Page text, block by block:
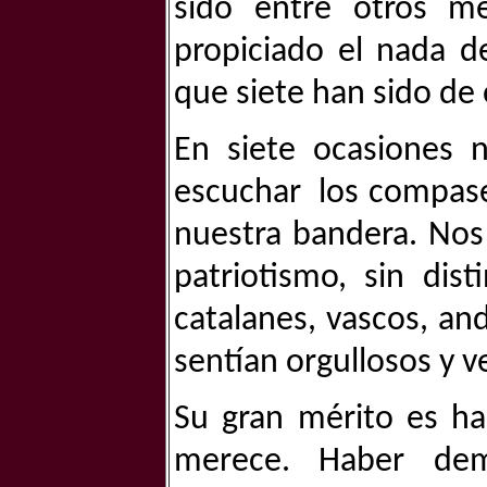
sido entre otros
propiciado el nada
que siete han sido de
En siete ocasiones
escuchar los
nuestra bandera.
patriotismo, sin
catalanes, vascos,
sentían orgullosos y
Su gran mérito es
merece. Haber